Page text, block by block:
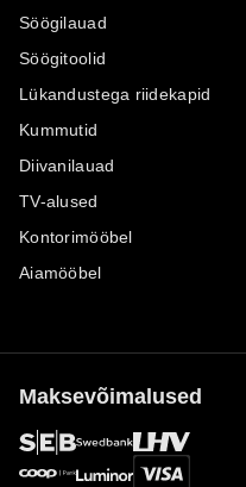
Söögilauad
Söögitoolid
Lükandustega riidekapid
Kummutid
Diivanilauad
TV-alused
Kontorimööbel
Aiamööbel
Maksevõimalused